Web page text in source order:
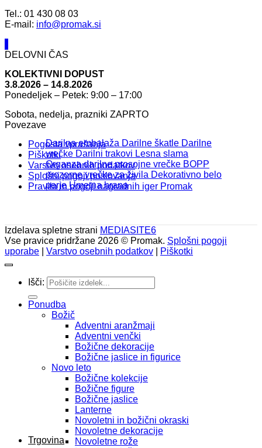
Darilna embalaža Darilne škatle Darilne
vrečke Darilni trakovi Lesna slama
Organza darilne prosojne vrečke BOPP
prozorne vrečke za živila Dekorativno belo
perje Umetna hrana
Trgovina
Tel.: 01 430 08 03
E-mail: info@promak.si
DELOVNI ČAS
KOLEKTIVNI DOPUST
3.8.2026 – 14.8.2026
Ponedeljek – Petek: 9:00 – 17:00
Sobota, nedelja, prazniki ZAPRTO
Povezave
Pogosta vprašanja
Piškotki
Varstvo osebnih podatkov
Splošni pogoji poslovanja
Pravila in pogoji nagradnih iger Promak
Izdelava spletne strani MEDIASITE6
Vse pravice pridržane 2026 © Promak. Splošni pogoji
uporabe
Varstvo osebnih podatkov Piškotki
Išči:
Ponudba
Božič
Adventni aranžmaji
Adventni venčki
Božične dekoracije
Božične jaslice in figurice
Novo leto
Božične kolekcije
Božične figure
Božične jaslice
Lanterne
Novoletni in božični okraski
Novoletne dekoracije
Novoletne rože